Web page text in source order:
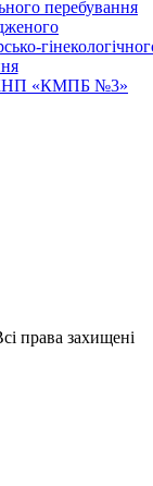
перебування
КНП «КМПБ №3»
права захищені